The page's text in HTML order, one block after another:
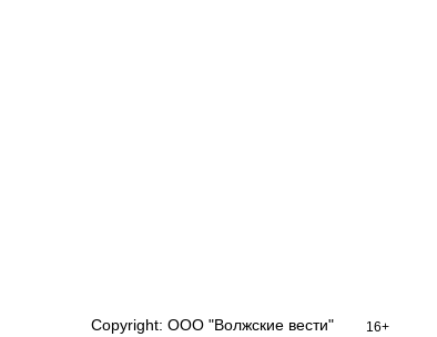
Copyright: ООО "Волжские вести" 16+